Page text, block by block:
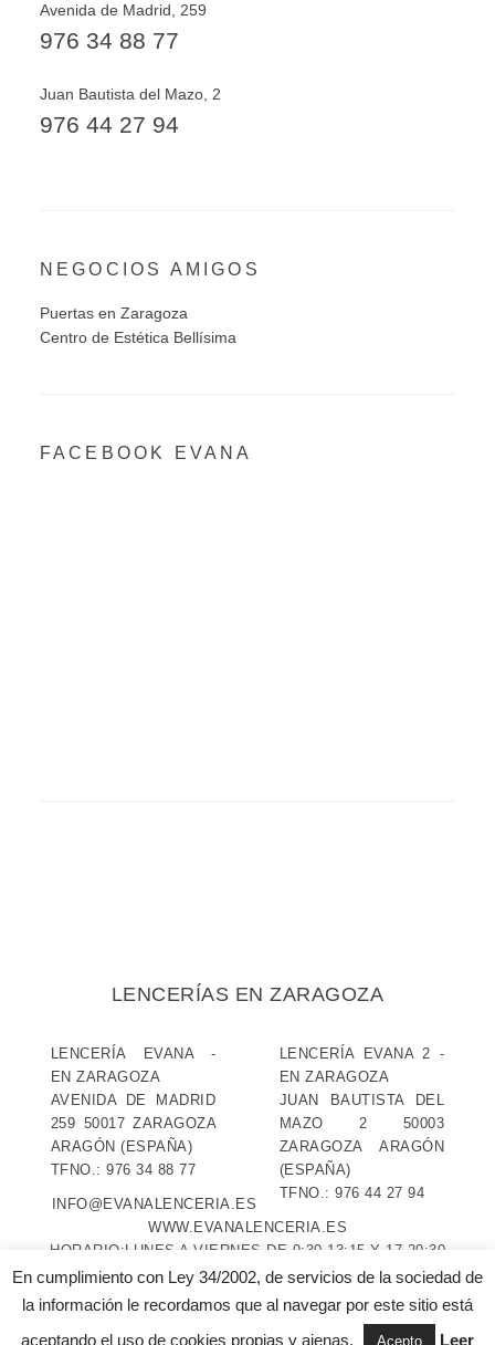
Avenida de Madrid, 259
976 34 88 77
Juan Bautista del Mazo, 2
976 44 27 94
NEGOCIOS AMIGOS
Puertas en Zaragoza
Centro de Estética Bellísima
FACEBOOK EVANA
LENCERÍAS EN ZARAGOZA
LENCERÍA EVANA-
EN ZARAGOZA
AVENIDA DE MADRID
259 50017 ZARAGOZA
ARAGÓN (ESPAÑA)
TFNO.:976 34 88 77
LENCERÍA EVANA 2 -
EN ZARAGOZA
JUAN BAUTISTA DEL
MAZO 2
50003
ZARAGOZA
ARAGÓN
(ESPAÑA)
TFNO.:976 44 27 94
INFO@EVANALENCERIA.ES
WWW.EVANALENCERIA.ES
HORARIO:LUNES A VIERNES DE 9:30-13:15 Y 17-20:30
SÁBADOS DE 9:30-13:30 Y 17-20 (EVANA 2 SÁBADOS
TARDE CERRADO)
En cumplimiento con Ley 34/2002, de servicios de la sociedad de
la información le recordamos que al navegar por este sitio está
aceptando el uso de cookies propias y ajenas.
Acepto Leer